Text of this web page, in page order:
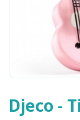
Djeco -